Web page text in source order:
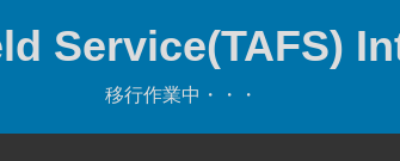
Service(TAFS)
移行作業中・・・